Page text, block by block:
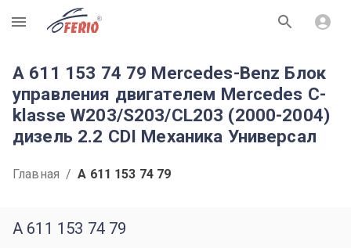
R
A 611 153 74 79 Mercedes-Benz Блок
управления двигателем Mercedes C-
klasse W203/S203/CL203 (2000-2004)
дизель 2.2 CDI Механика Универсал
Главная / A 611 153 74 79
A 611 153 74 79